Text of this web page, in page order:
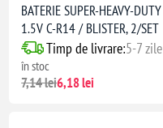
BATERIE SUPER-HEAVY-DUTY
1.5V C-R14 / BLISTER, 2/SET
Timp de livrare:5-7 zile
în stoc
7,14 lei6,18 lei